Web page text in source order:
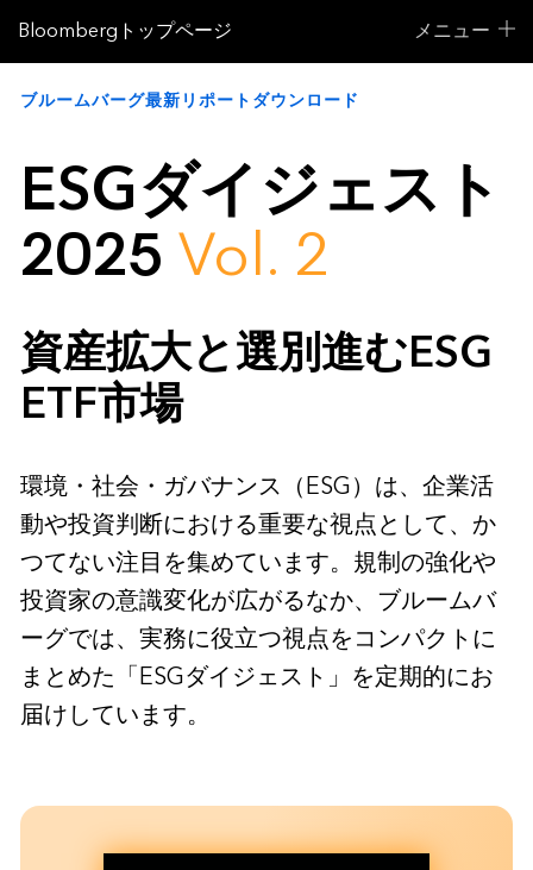
Bloombergトップページ メニュー
ブルームバーグ最新リポートダウンロード
ESGダイジェスト
2025 Vol. 2
資産拡大と選別進むESG
ETF市場
環境・社会・ガバナンス（ESG）は、企業活
動や投資判断における重要な視点として、か
つてない注目を集めています。規制の強化や
投資家の意識変化が広がるなか、ブルームバ
ーグでは、実務に役立つ視点をコンパクトに
まとめた「ESGダイジェスト」を定期的にお
届けしています。